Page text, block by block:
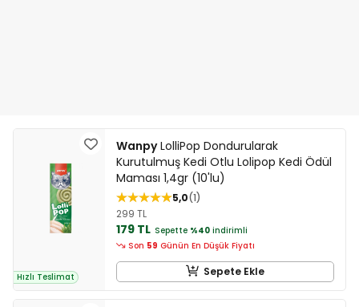
Hızlı Teslimat
WanpyLolliPop Dondurularak
Kurutulmuş Kedi Otlu Lolipop Kedi Ödül
Maması 1,4gr (10'lu)
5,0 1
299 TL
179 TL Sepette %40 indirimli
Son 59 Günün En Düşük Fiyatı
Sepete Ekle